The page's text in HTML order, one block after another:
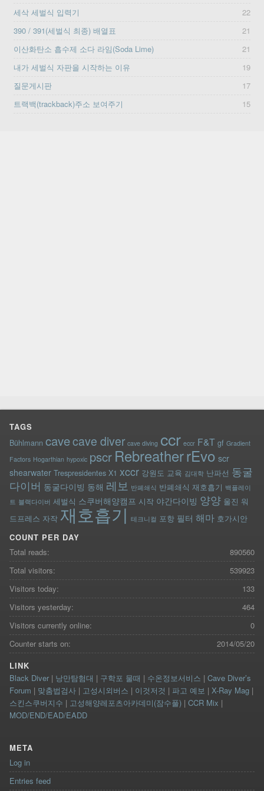
세삭 세벌식 입력기
22
390 / 391(세벌식 최종) 배열표
21
이산화탄소 흡수제 소다 라임(Soda Lime)
21
내가 세벌식 자판을 시작하는 이유
19
질문게시판
17
트랙백(trackback)주소 보여주기
15
TAGS
Bühlmann cavecave diver cave diving ccr eccr F&T gf Gradient
Factors Hogarthian hypoxic pscr RebreatherrEvo scr
shearwater Trespresidentes X1 xccr 강원도 교육 김대학 난파선 동굴
다이버 동굴다이빙 동해 레보 반폐쇄식 반폐쇄식 재호흡기 백플레이
트 블랙다이버 세벌식 스쿠버해양캠프 시작 야간다이빙 양양 울진 워
드프레스 자작 재호흡기 테크니컬 포항 필터 해마 호가시안
COUNT PER DAY
890560
Total reads:
539923
Total visitors:
133
Visitors today:
464
Visitors yesterday:
0
Visitors currently online:
2014/05/20
Counter starts on:
LINK
Black Diver| 낭만탐험대 | 구학포 물때 | 수온정보서비스 | Cave Diver’s
Forum | 맞춤법검사| 고성시외버스 | 이것저것 | 파고 예보 | X-Ray Mag|
스킨스쿠버지수 | 고성해양레포츠아카데미(잠수풀)| CCR Mix |
MOD/END/EAD/EADD
META
Log in
Entries feed